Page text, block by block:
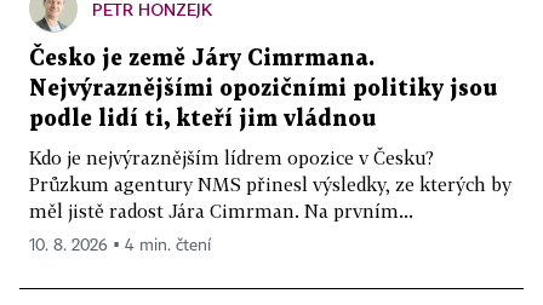
PETR HONZEJK
Česko je země Járy Cimrmana.
Nejvýraznějšími opozičními politiky jsou
podle lidí ti, kteří jim vládnou
Kdo je nejvýraznějším lídrem opozice v Česku?
Průzkum agentury NMS přinesl výsledky, ze kterých by
měl jistě radost Jára Cimrman. Na prvním...
10. 8. 2026 ▪ 4 min. čtení